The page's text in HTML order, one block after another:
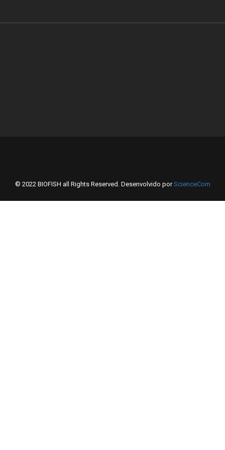
© 2022 BIOFISH all Rights Reserved. Desenvolvido porScienceCom